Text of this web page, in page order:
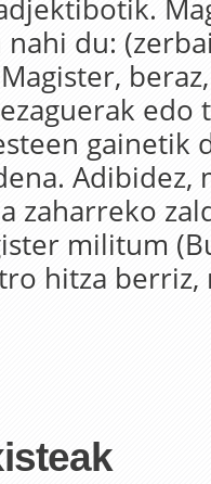
nahi du:
edo
gainetik
Adibidez,
zaharreko
militum
hitza berriz,